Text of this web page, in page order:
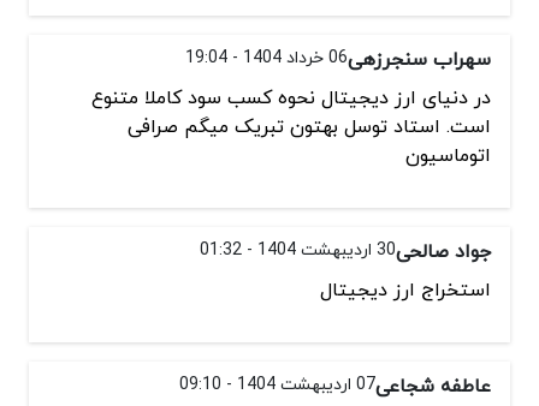
سهراب سنجرزهی06 خرداد 1404 - 19:04
در دنیای ارز دیجیتال نحوه کسب سود کاملا متنوع
است. استاد توسل بهتون تبریک میگم صرافی
اتوماسیون
جواد صالحی30 اردیبهشت 1404 - 01:32
استخراج ارز دیجیتال
عاطفه شجاعی07 اردیبهشت 1404 - 09:10